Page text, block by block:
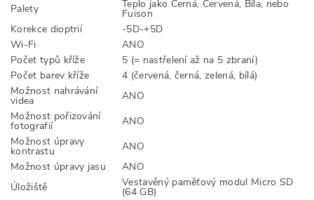
Palety
Teplo jako Černá, Červená, Bíla, nebo
Fuison
Korekce dioptrií
-5D-+5D
Wi-Fi
ANO
Počet typů kříže
5 (= nastřelení až na 5 zbraní)
Počet barev kříže
4 (červená, černá, zelená, bílá)
Možnost nahrávání
videa
ANO
Možnost pořizování
fotografií
ANO
Možnost úpravy
kontrastu
ANO
Možnost úpravy jasu
ANO
Úložiště
Vestavěný paměťový modul Micro SD
(64 GB)